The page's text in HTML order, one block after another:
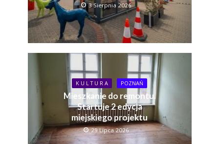
3 Sierpnia 2026
K U L T U R A POZNAŃ
Mieszkanie do remontu.
Startuje 2 edycja
miejskiego projektu
29 Lipca 2026